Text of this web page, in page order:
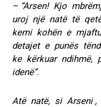
– “Arsen! Kjo
uroj një natë të
kemi kohën e
detajet e punës
ke kërkuar ndihmë,
idenë”.
Atë natë, si Arseni ,